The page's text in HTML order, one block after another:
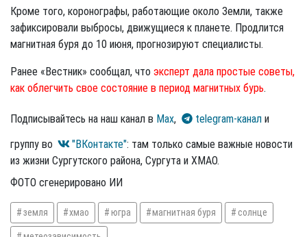
Кроме того, коронографы, работающие около Земли, также
зафиксировали выбросы, движущиеся к планете. Продлится
магнитная буря до 10 июня, прогнозируют специалисты.
Ранее «Вестник» сообщал, что эксперт дала простые советы,
как облегчить свое состояние в период магнитных бурь.
Подписывайтесь на наш канал в Max, telegram-канал и
группу во
"ВКонтакте": там только самые важные новости
из жизни Сургутского района, Сургута и ХМАО.
ФОТО сгенерировано ИИ
земля хмао югра магнитная буря солнце